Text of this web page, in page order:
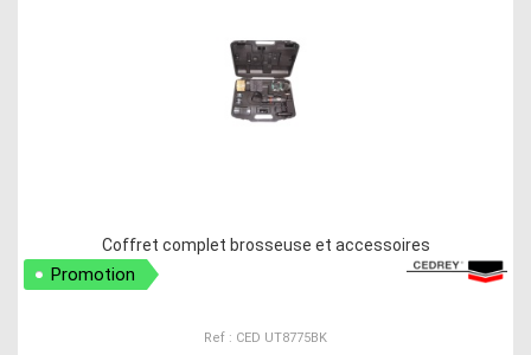
Coffret complet brosseuse et accessoires
Promotion
Ref : CED UT8775BK